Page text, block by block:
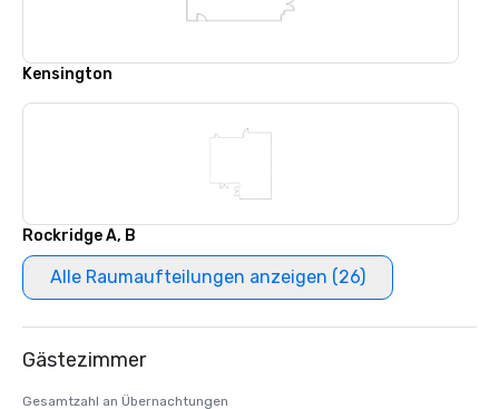
Kensington
Rockridge A, B
Alle Raumaufteilungen anzeigen (26)
Gästezimmer
Gesamtzahl an Übernachtungen